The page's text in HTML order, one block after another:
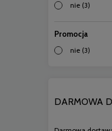
nie (3)
Promocja
nie (3)
DARMOWA